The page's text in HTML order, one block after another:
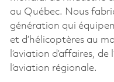
au Québec. Nous
génération qui
et d’hélicoptères au
l’aviation d’affaires,
l’aviation régionale.